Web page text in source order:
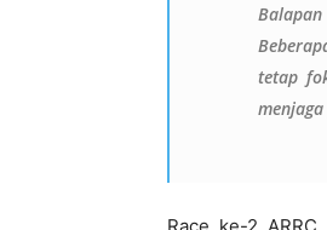
tetap